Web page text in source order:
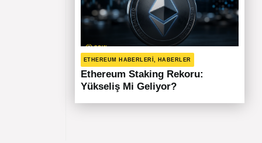
ETHEREUM HABERLERI, HABERLER
Ethereum Staking Rekoru:
Yükseliş Mi Geliyor?